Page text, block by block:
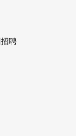
聘